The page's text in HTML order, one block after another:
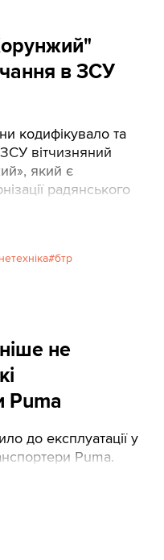
в ЗСУ
кодифікувало та
вітчизняний
який є
радянського
бтр
не
Puma
до експлуатації у
Puma.